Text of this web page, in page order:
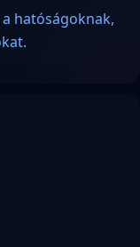
hatóságoknak,